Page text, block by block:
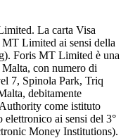
La carta Visa
MT Limited ai sensi della
Foris MT Limited è una
con numero di
7, Spinola Park, Triq
debitamente
come istituto
ai sensi del 3°
Money Institutions).